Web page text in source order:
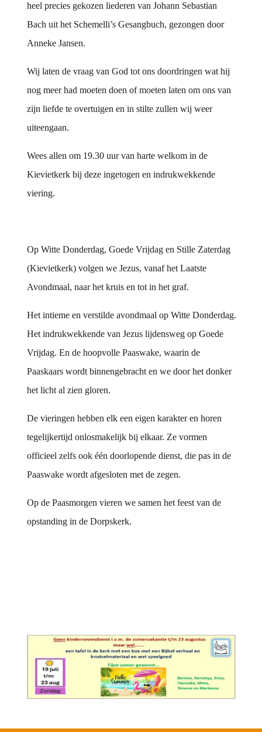
heel precies gekozen liederen van Johann Sebastian
Bach uit het Schemelli’s Gesangbuch, gezongen door
Anneke Jansen.
Wij laten de vraag van God tot ons doordringen wat hij
nog meer had moeten doen of moeten laten om ons van
zijn liefde te overtuigen en in stilte zullen wij weer
uiteengaan.
Wees allen om 19.30 uur van harte welkom in de
Kievietkerk bij deze ingetogen en indrukwekkende
viering.
Op Witte Donderdag, Goede Vrijdag en Stille Zaterdag
(Kievietkerk) volgen we Jezus, vanaf het Laatste
Avondmaal, naar het kruis en tot in het graf.
Het intieme en verstilde avondmaal op Witte Donderdag.
Het indrukwekkende van Jezus lijdensweg op Goede
Vrijdag. En de hoopvolle Paaswake, waarin de
Paaskaars wordt binnengebracht en we door het donker
het licht al zien gloren.
De vieringen hebben elk een eigen karakter en horen
tegelijkertijd onlosmakelijk bij elkaar. Ze vormen
officieel zelfs ook één doorlopende dienst, die pas in de
Paaswake wordt afgesloten met de zegen.
Op de Paasmorgen vieren we samen het feest van de
opstanding in de Dorpskerk.